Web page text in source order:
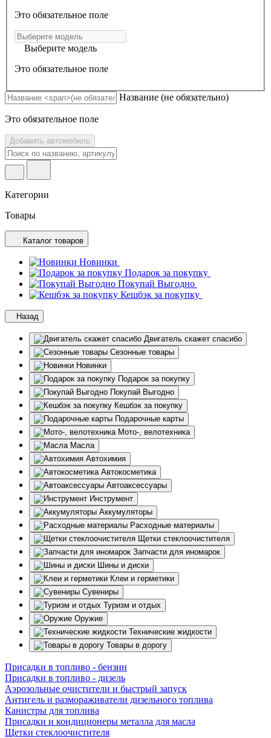
Это обязательное поле
Выберите модель
Это обязательное поле
Название (не обязательно)
Это обязательное поле
Добавить автомобиль
Категории
Товары
Каталог товаров
Новинки
Подарок за покупку
Покупай Выгодно
Кешбэк за покупку
Назад
Двигатель скажет спасибо
Сезонные товары
Новинки
Подарок за покупку
Покупай Выгодно
Кешбэк за покупку
Подарочные карты
Мото-, велотехника
Масла
Автохимия
Автокосметика
Автоаксессуары
Инструмент
Аккумуляторы
Расходные материалы
Щетки стеклоочистителя
Запчасти для иномарок
Шины и диски
Клеи и герметики
Сувениры
Туризм и отдых
Оружие
Технические жидкости
Товары в дорогу
Присадки в топливо - бензин
Присадки в топливо - дизель
Аэрозольные очистители и быстрый запуск
Антигель и размораживатели дизельного топлива
Канистры для топлива
Присадки и кондиционеры металла для масла
Щетки стеклоочистителя